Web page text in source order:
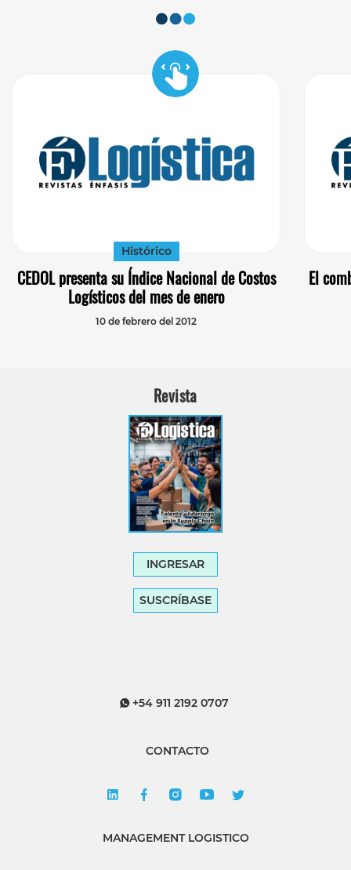
Histórico
CEDOL presenta su Índice Nacional de Costos
Logísticos del mes de enero
10 de febrero del 2012
El
Revista
INGRESAR
SUSCRÍBASE
+54 911 2192 0707
CONTACTO
MANAGEMENT LOGISTICO